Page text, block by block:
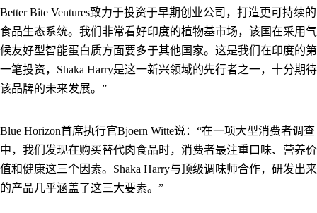
Better Bite Ventures致力于投资于早期创业公司，打造更可持续的
食品生态系统。我们非常看好印度的植物基市场，该国在采用气
候友好型智能蛋白质方面要多于其他国家。这是我们在印度的第
一笔投资，Shaka Harry是这一新兴领域的先行者之一，十分期待
该品牌的未来发展。”
Blue Horizon首席执行官Bjoern Witte说：“在一项大型消费者调查
中，我们发现在购买替代肉食品时，消费者最注重口味、营养价
值和健康这三个因素。Shaka Harry与顶级调味师合作，研发出来
的产品几乎涵盖了这三大要素。”